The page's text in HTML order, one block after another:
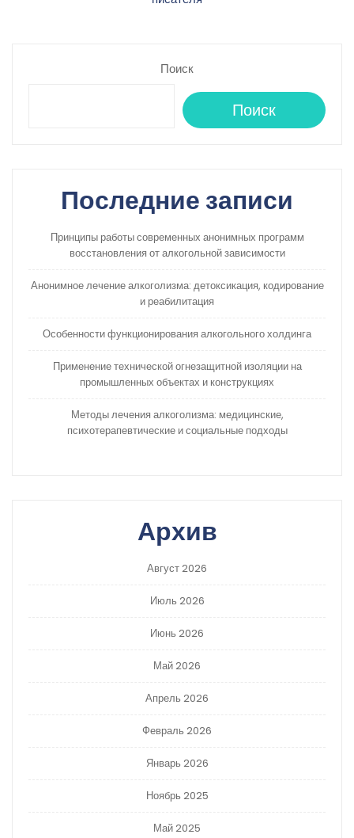
Поиск
Поиск
Последние записи
Принципы работы современных анонимных программ
восстановления от алкогольной зависимости
Анонимное лечение алкоголизма: детоксикация, кодирование
и реабилитация
Особенности функционирования алкогольного холдинга
Применение технической огнезащитной изоляции на
промышленных объектах и конструкциях
Методы лечения алкоголизма: медицинские,
психотерапевтические и социальные подходы
Архив
Август 2026
Июль 2026
Июнь 2026
Май 2026
Апрель 2026
Февраль 2026
Январь 2026
Ноябрь 2025
Май 2025